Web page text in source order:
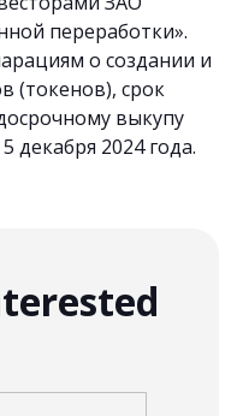
переработки».
о создании и
(токенов), срок
выкупу
декабря 2024 года.